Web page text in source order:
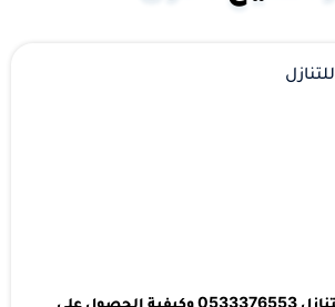
خادمات جاهزات للتنازل 0533376553 وكيفية الحصول على